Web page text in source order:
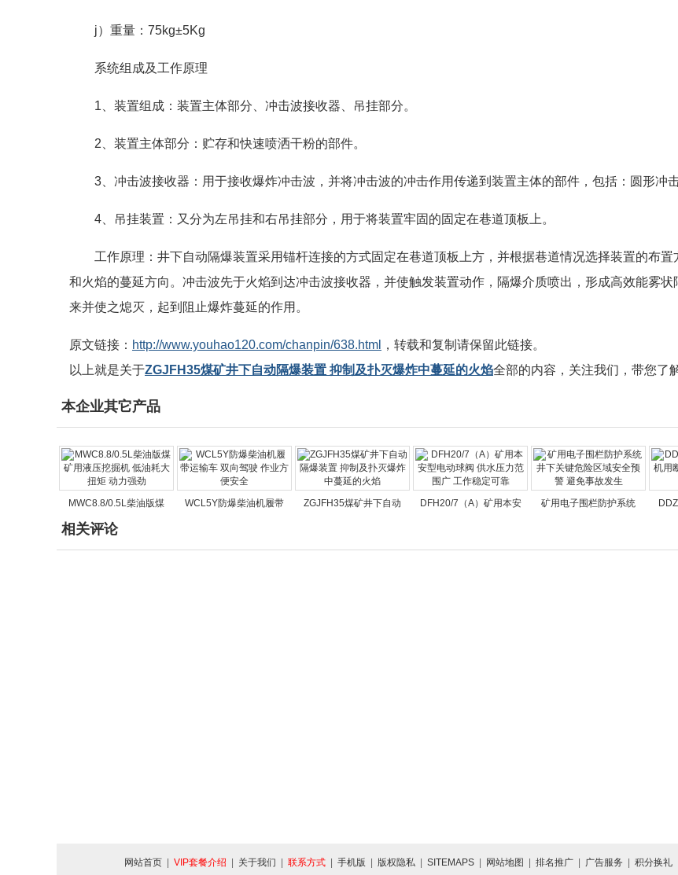
j）重量：75kg±5Kg
系统组成及工作原理
1、装置组成：装置主体部分、冲击波接收器、吊挂部分。
2、装置主体部分：贮存和快速喷洒干粉的部件。
3、冲击波接收器：用于接收爆炸冲击波，并将冲击波的冲击作用传递到装置主体的部件，包括：圆形冲
4、吊挂装置：又分为左吊挂和右吊挂部分，用于将装置牢固的固定在巷道顶板上。
工作原理：井下自动隔爆装置采用锚杆连接的方式固定在巷道顶板上方，并根据巷道情况选择装置的布
和火焰的蔓延方向。冲击波先于火焰到达冲击波接收器，并使触发装置动作，隔爆介质喷出，形成高效能雾
来并使之熄灭，起到阻止爆炸蔓延的作用。
原文链接： http://www.youhao120.com/chanpin/638.html
，转载和复制请保留此链接。
以上就是关于ZGJFH35煤矿井下自动隔爆装置 抑制及扑灭爆炸中蔓延的火焰全部的内容，关注我们，带您了
本企业其它产品
MWC8.8/0.5L柴油版煤 WCL5Y防爆柴油机履带 ZGJFH35煤矿井下自动 DFH20/7（A）矿用本安 矿用电子围栏防护系统
相关评论
网站首页 VIP套餐介绍 关于我们 联系方式 手机版 版权隐私 SITEMAPS 网站地图 排名推广 广告服务 积分换礼